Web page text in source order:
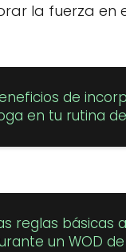
la fuerza en
de
en tu rutina
reglas básicas
un WOD